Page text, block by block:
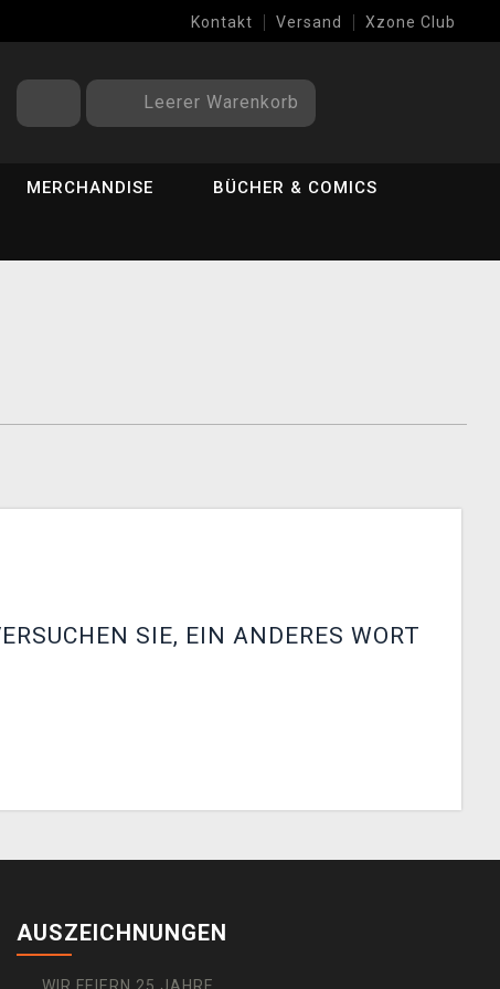
Kontakt Versand Xzone Club
Leerer Warenkorb
MERCHANDISE BÜCHER & COMICS
SIE, EIN ANDERES WORT
AUSZEICHNUNGEN